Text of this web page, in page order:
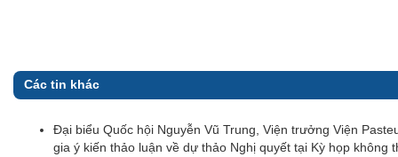
Các tin khác
Đại biểu Quốc hội Nguyễn Vũ Trung, Viện trưởng Viện
gia ý kiến thảo luận về dự thảo Nghị quyết tại Kỳ họp không